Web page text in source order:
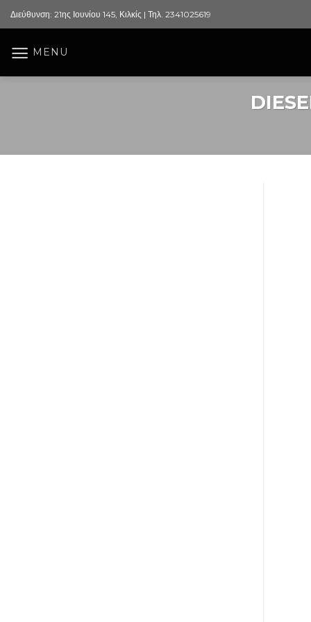
Skip
to
Διεύθυνση: 21ης Ιουνίου 145, Κιλκίς | Τηλ. 2341025619
MENU